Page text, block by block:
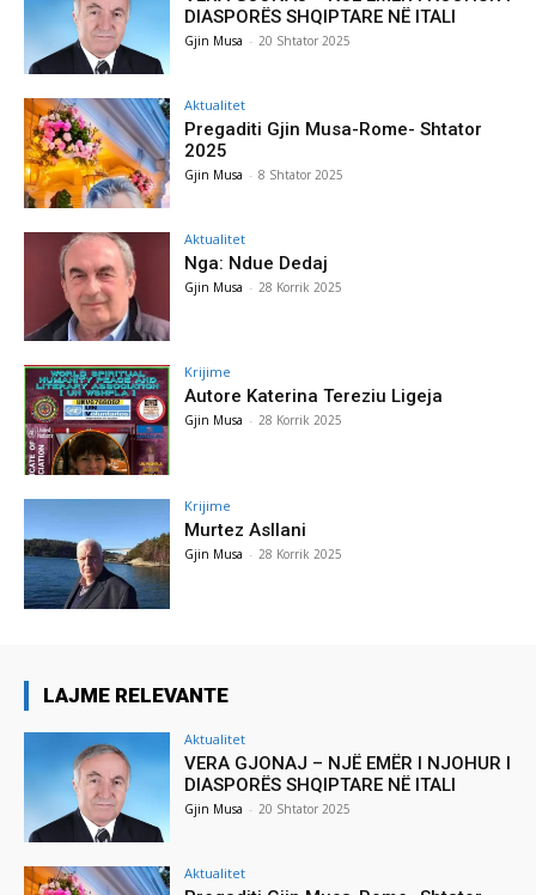
DIASPORËS SHQIPTARE NË ITALI
Gjin Musa - 20 Shtator 2025
Aktualitet
Pregaditi Gjin Musa-Rome- Shtator
2025
Gjin Musa - 8 Shtator 2025
Aktualitet
Nga: Ndue Dedaj
Gjin Musa - 28 Korrik 2025
Krijime
Autore Katerina Tereziu Ligeja
Gjin Musa - 28 Korrik 2025
Krijime
Murtez Asllani
Gjin Musa - 28 Korrik 2025
LAJME RELEVANTE
Aktualitet
VERA GJONAJ – NJË EMËR I NJOHUR I
DIASPORËS SHQIPTARE NË ITALI
Gjin Musa - 20 Shtator 2025
Aktualitet